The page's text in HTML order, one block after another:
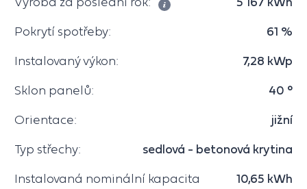
Pokrytí spotřeby: 61 %
Instalovaný výkon: 7,28 kWp
Sklon panelů: 40 °
Orientace: jižní
Typ střechy: sedlová - betonová krytina
Instalovaná nominální kapacita
10,65 kWh